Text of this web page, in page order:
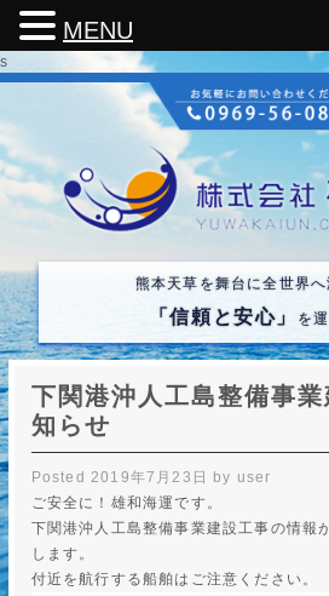
s
熊本天草を舞台に全世界
「信頼と安心」 を
下関港沖人工島整備事
知らせ
Posted2019年7月23日 by user
ご安全に！雄和海運です。
下関港沖人工島整備事業建設工事の情報
します。
付近を航行する船舶はご注意ください。
MENU